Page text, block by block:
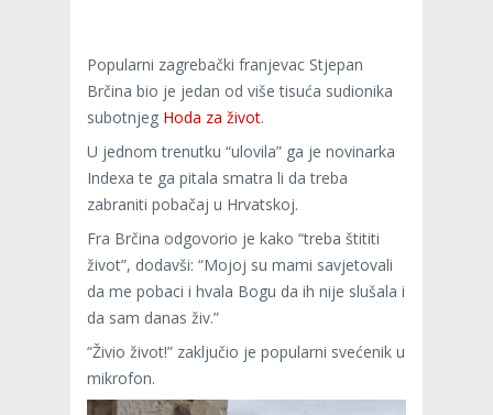
Popularni zagrebački franjevac Stjepan
Brčina bio je jedan od više tisuća sudionika
subotnjeg Hoda za život.
U jednom trenutku “ulovila” ga je novinarka
Indexa te ga pitala smatra li da treba
zabraniti pobačaj u Hrvatskoj.
Fra Brčina odgovorio je kako “treba štititi
život”, dodavši: “Mojoj su mami savjetovali
da me pobaci i hvala Bogu da ih nije slušala i
da sam danas živ.”
“Živio život!” zaključio je popularni svećenik u
mikrofon.